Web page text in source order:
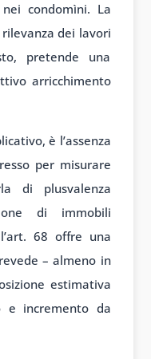
condomìni. La
dei lavori
pretende una
arricchimento
è l’assenza
per misurare
di plusvalenza
di immobili
68 offre una
– almeno in
estimativa
e incremento da